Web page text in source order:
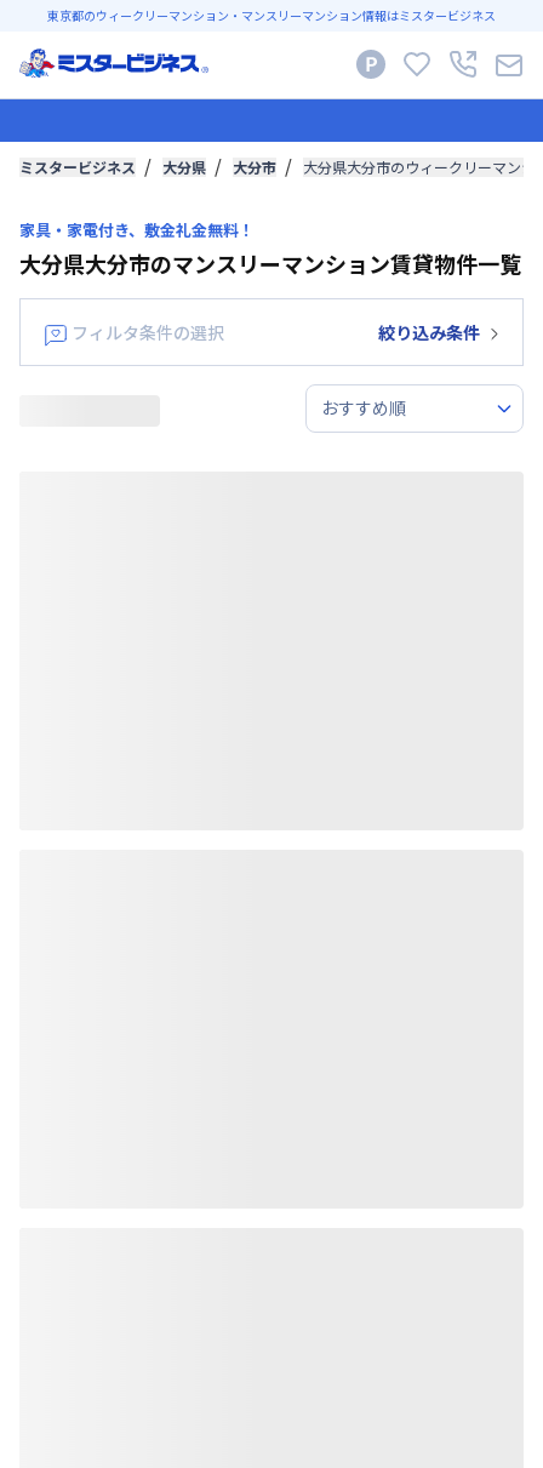
東京都のウィークリーマンション・マンスリーマンション情報はミスタービジネス
ミスタービジネス 大分県 大分市 大分県大分市のウィークリーマン
家具・家電付き、敷金礼金無料！
大分県大分市のマンスリーマンション賃貸物件一覧
フィルタ条件の選択 絞り込み条件